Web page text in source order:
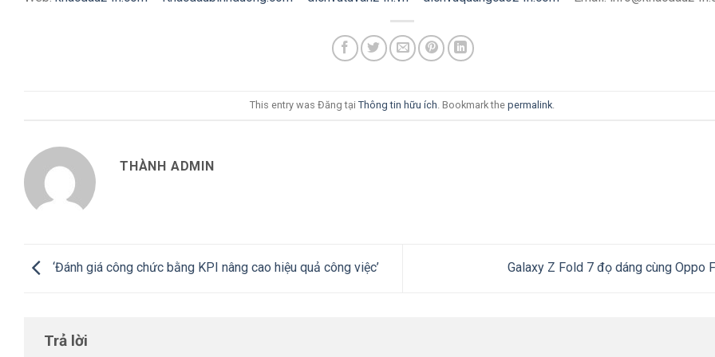
This entry was Đăng tại Thông tin hữu ích . Bookmark the permalink
THÀNH ADMIN
‘Đánh giá công chức bằng KPI nâng cao hiệu quả công việc’ Galaxy Z Fold 7 đọ dáng cùng Oppo
Trả lời